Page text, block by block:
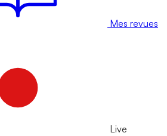
Mes revues
Live